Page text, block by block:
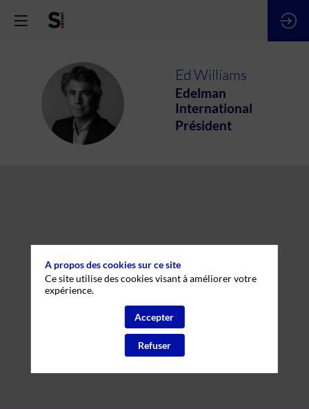
EW
Ed Williams
Edelman
International
Président
A propos des cookies sur ce site
Ce site utilise des cookies visant à améliorer votre
expérience.
Accepter
Refuser